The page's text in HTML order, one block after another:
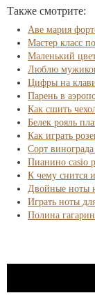
Также смотрите:
Аве мария
Мастер класс
Маленький
Люблю
Цифры на
Парень в
Как сшить
Белек рояль
Как играть
Сорт винограда
Пианино casio
К чему снится
Двойные ноты
Играть ноты
Полина